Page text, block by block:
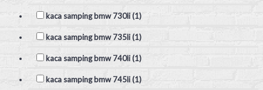
kaca samping bmw 730li (1)
kaca samping bmw 735li (1)
kaca samping bmw 740li (1)
kaca samping bmw 745li (1)